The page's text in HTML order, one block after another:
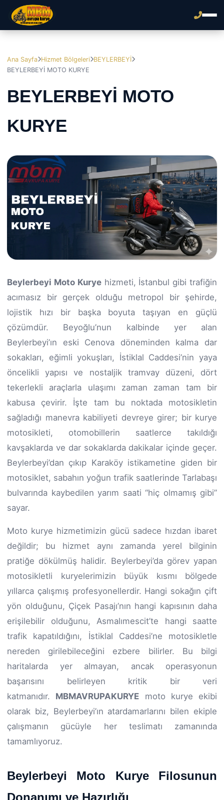
Ana Sayfa Hizmet Bölgeleri BEYLERBEYİ
BEYLERBEYİ MOTO KURYE
BEYLERBEYİ MOTO
KURYE
Beylerbeyi Moto Kuryehizmeti, İstanbul gibi trafiğin
acımasız bir gerçek olduğu metropol bir şehirde,
lojistik hızı bir başka boyuta taşıyan en güçlü
çözümdür. Beyoğlu’nun kalbinde yer alan
Beylerbeyi’ın eski Cenova döneminden kalma dar
sokakları, eğimli yokuşları, İstiklal Caddesi’nin yaya
öncelikli yapısı ve nostaljik tramvay düzeni, dört
tekerlekli araçlarla ulaşımı zaman zaman tam bir
kabusa çevirir. İşte tam bu noktada motosikletin
sağladığı manevra kabiliyeti devreye girer; bir kurye
motosikleti, otomobillerin saatlerce takıldığı
kavşaklarda ve dar sokaklarda dakikalar içinde geçer.
Beylerbeyi’dan çıkıp Karaköy istikametine giden bir
motosiklet, sabahın yoğun trafik saatlerinde Tarlabaşı
bulvarında kaybedilen yarım saati “hiç olmamış gibi”
sayar.
Moto kurye hizmetimizin gücü sadece hızdan ibaret
değildir; bu hizmet aynı zamanda yerel bilginin
pratiğe dökülmüş halidir. Beylerbeyi’da görev yapan
motosikletli kuryelerimizin büyük kısmı bölgede
yıllarca çalışmış profesyonellerdir. Hangi sokağın çift
yön olduğunu, Çiçek Pasajı’nın hangi kapısının daha
erişilebilir olduğunu, Asmalımescit’te hangi saatte
trafik kapatıldığını, İstiklal Caddesi’ne motosikletle
nereden girilebileceğini ezbere bilirler. Bu bilgi
haritalarda yer almayan, ancak operasyonun
başarısını belirleyen kritik bir veri
katmanıdır. MBMAVRUPAKURYE moto kurye ekibi
olarak biz, Beylerbeyi’ın atardamarlarını bilen ekiple
çalışmanın gücüyle her teslimatı zamanında
tamamlıyoruz.
Beylerbeyi Moto Kurye Filosunun
Donanımı ve Hazırlığı